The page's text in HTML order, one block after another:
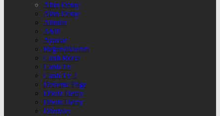
Altın Detay
Altın Detay
Altınlar
AMP
Ayarlar
Beğendiklerim
Canlı Borsa
Canlı Tv
Canlı Tv 2
Deneme Page
Döviz Detay
Döviz Detay
Dövizler